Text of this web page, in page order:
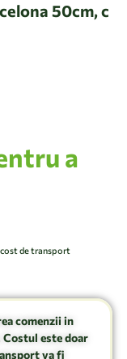
50cm, c
a
de transport
comenzii in
este doar
va fi